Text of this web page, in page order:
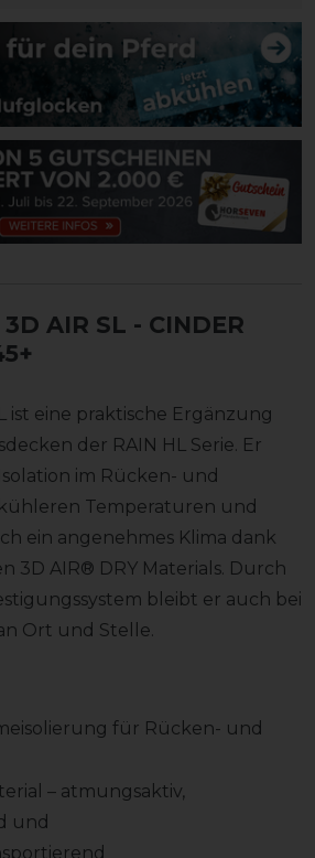
3D AIR SL - CINDER
ist eine praktische Ergänzung
der RAIN HL Serie. Er
im Rücken- und
Temperaturen und
ein angenehmes Klima dank
3D AIR® DRY Materials. Durch
bleibt er auch bei
Ort und Stelle.
für Rücken- und
– atmungsaktiv,
und